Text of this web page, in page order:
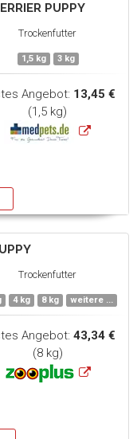
PUPPY
Trockenfutter
1,5 kg 3 kg
Angebot: 13,45 €
(1,5 kg)
Trockenfutter
4 kg 8 kg weitere ...
Angebot: 43,34 €
(8 kg)